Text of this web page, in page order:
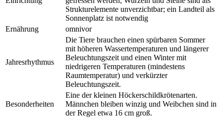
Strukturelemente unverzichtbar; ein Landteil als
Sonnenplatz ist notwendig
Ernährung
omnivor
Jahresrhythmus
Die Tiere brauchen einen spürbaren Sommer
mit höheren Wassertemperaturen und längerer
Beleuchtungszeit und einen Winter mit
niedrigeren Temperaturen (mindestens
Raumtemperatur) und verkürzter
Beleuchtungszeit.
Besonderheiten
Eine der kleinen Höckerschildkrötenarten.
Männchen bleiben winzig und Weibchen sind in
der Regel etwa 16 cm groß.